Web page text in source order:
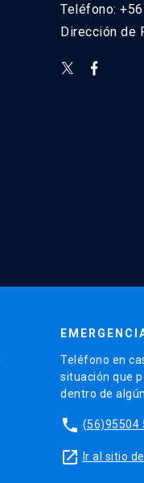
Teléfono:
Dirección de
Teléfono en
situación que
dentro de
phone (56)95504
launch Ir al sitio